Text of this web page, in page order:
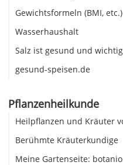
Gewichtsformeln (BMI, etc.)
Wasserhaushalt
Salz ist gesund und
gesund-speisen.de
Pflanzenheilkunde
Heilpflanzen und Kräuter
Berühmte Kräuterkundige
Meine Gartenseite: